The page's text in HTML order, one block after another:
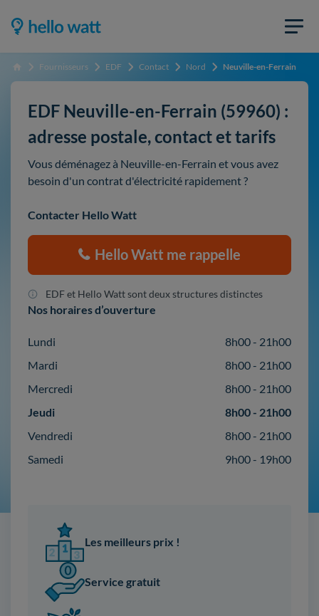
Accueil Fournisseurs EDF Contact Nord Neuville-en-Ferrain
EDF Neuville-en-Ferrain (59960) :
adresse postale, contact et tarifs
Vous déménagez à Neuville-en-Ferrain et vous avez
besoin d'un contrat d'électricité rapidement ?
Contacter Hello Watt
Hello Watt me rappelle
EDF et Hello Watt sont deux structures distinctes
Nos horaires d’ouverture
Lundi
8h00 - 21h00
Mardi
8h00 - 21h00
Mercredi
8h00 - 21h00
Jeudi
8h00 - 21h00
Vendredi
8h00 - 21h00
Samedi
9h00 - 19h00
Les meilleurs prix !
Service gratuit